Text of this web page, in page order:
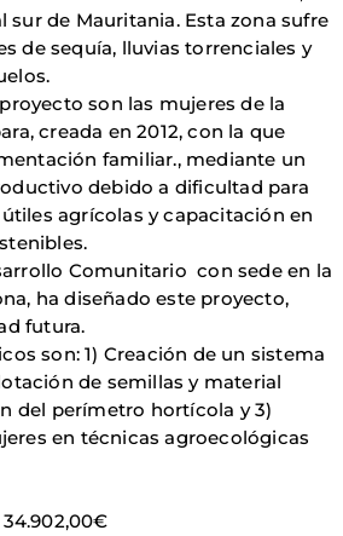
sur de Mauritania. Esta zona sufre
de sequía, lluvias torrenciales y
son las mujeres de la
creada en 2012, con la que
familiar., mediante un
debido a dificultad para
agrícolas y capacitación en
Comunitario con sede en la
ha diseñado este proyecto,
futura.
son: 1) Creación de un sistema
de semillas y material
del perímetro hortícola y 3)
en técnicas agroecológicas